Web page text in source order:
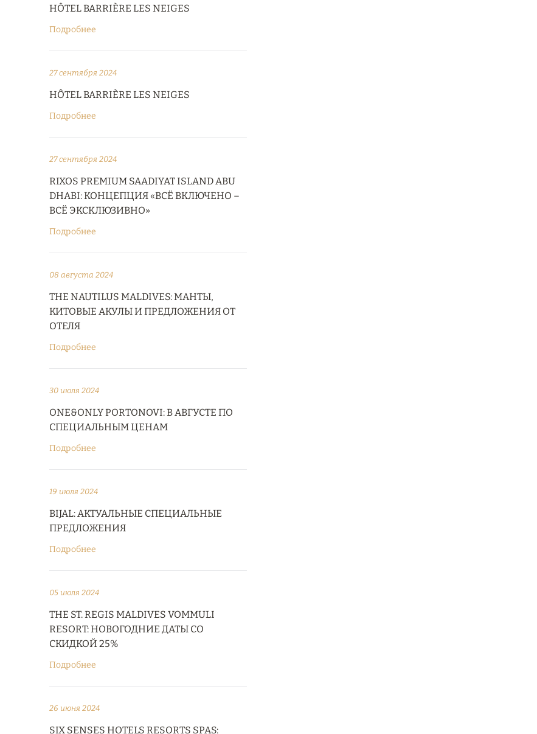
HÔTEL BARRIÈRE LES NEIGES
Подробнее
27 сентября 2024
HÔTEL BARRIÈRE LES NEIGES
Подробнее
27 сентября 2024
RIXOS PREMIUM SAADIYAT ISLAND ABU
DHABI: КОНЦЕПЦИЯ «ВСЁ ВКЛЮЧЕНО –
ВСЁ ЭКСКЛЮЗИВНО»
Подробнее
08 августа 2024
THE NAUTILUS MALDIVES: МАНТЫ,
КИТОВЫЕ АКУЛЫ И ПРЕДЛОЖЕНИЯ ОТ
ОТЕЛЯ
Подробнее
30 июля 2024
ONE&ONLY PORTONOVI: В АВГУСТЕ ПО
СПЕЦИАЛЬНЫМ ЦЕНАМ
Подробнее
19 июля 2024
BIJAL: АКТУАЛЬНЫЕ СПЕЦИАЛЬНЫЕ
ПРЕДЛОЖЕНИЯ
Подробнее
05 июля 2024
THE ST. REGIS MALDIVES VOMMULI
RESORT: НОВОГОДНИЕ ДАТЫ СО
СКИДКОЙ 25%
Подробнее
26 июня 2024
SIX SENSES HOTELS RESORTS SPAS: